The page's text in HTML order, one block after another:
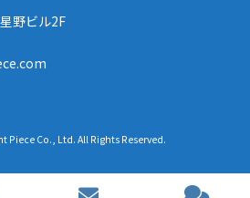
野ビル2F
Piece Co., Ltd. All Rights Reserved.